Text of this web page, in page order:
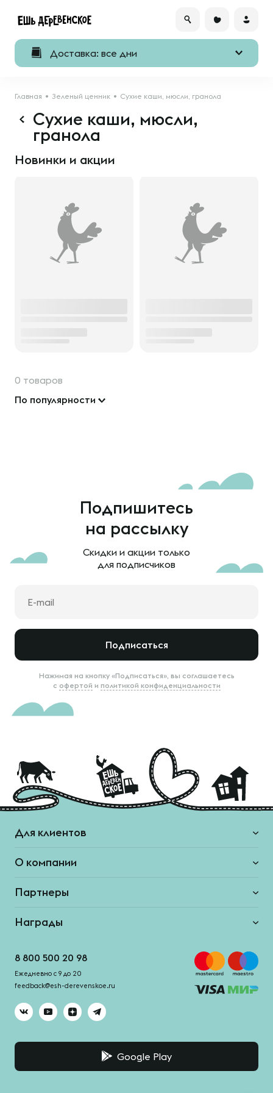
Доставка: все дни
Главная Зеленый ценник Сухие каши, мюсли, гранола
Сухие каши, мюсли,
гранола
Новинки и акции
0 товаров
По популярности
Подпишитесь
на рассылку
Скидки и акции только
для подписчиков
Подписаться
Нажимая на кнопку «Подписаться», вы соглашаетесь
с офертой и политикой конфиденциальности
Для клиентов
О компании
Партнеры
Награды
8 800 500 20 98
Ежедневно с 9 до 20
feedback@esh-derevenskoe.ru
Google Play